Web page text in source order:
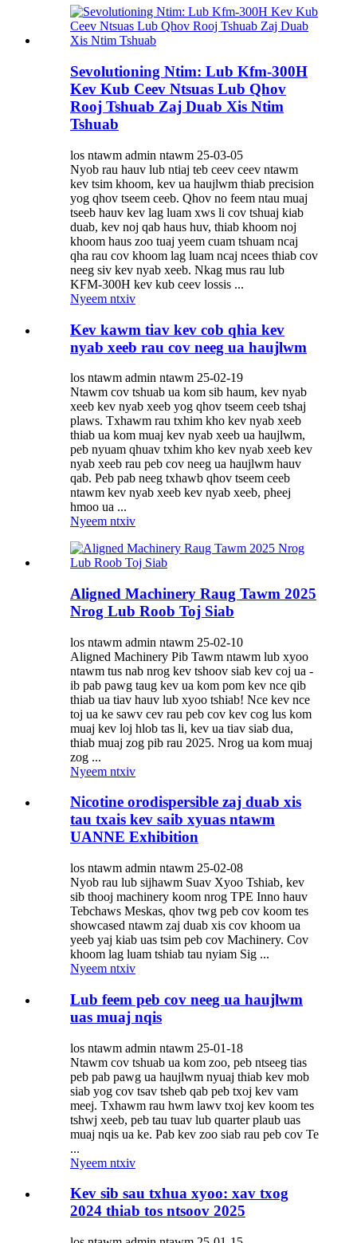
Sevolutioning Ntim: Lub Kfm-300H
Kev Kub Ceev Ntsuas Lub Qhov
Rooj Tshuab Zaj Duab Xis Ntim
Tshuab
los ntawm admin ntawm 25-03-05
Nyob rau hauv lub ntiaj teb ceev ceev ntawm
kev tsim khoom, kev ua haujlwm thiab precision
yog qhov tseem ceeb. Qhov no feem ntau muaj
tseeb hauv kev lag luam xws li cov tshuaj kiab
duab, kev noj qab haus huv, thiab khoom noj
khoom haus zoo tuaj yeem cuam tshuam ncaj
qha rau cov khoom lag luam ncaj ncees thiab cov
neeg siv kev nyab xeeb. Nkag mus rau lub
KFM-300H kev kub ceev lossis ...
Nyeem ntxiv
Kev kawm tiav kev cob qhia kev
nyab xeeb rau cov neeg ua haujlwm
los ntawm admin ntawm 25-02-19
Ntawm cov tshuab ua kom sib haum, kev nyab
xeeb kev nyab xeeb yog qhov tseem ceeb tshaj
plaws. Txhawm rau txhim kho kev nyab xeeb
thiab ua kom muaj kev nyab xeeb ua haujlwm,
peb nyuam qhuav txhim kho kev nyab xeeb kev
nyab xeeb rau peb cov neeg ua haujlwm hauv
qab. Peb pab neeg txhawb qhov tseem ceeb
ntawm kev nyab xeeb kev nyab xeeb, pheej
hmoo ua ...
Nyeem ntxiv
Aligned Machinery Raug Tawm 2025
Nrog Lub Roob Toj Siab
los ntawm admin ntawm 25-02-10
Aligned Machinery Pib Tawm ntawm lub xyoo
ntawm tus nab nrog kev tshoov siab kev coj ua -
ib pab pawg taug kev ua kom pom kev nce qib
thiab ua tiav hauv lub xyoo tshiab! Nce kev nce
toj ua ke sawv cev rau peb cov kev cog lus kom
muaj kev loj hlob tas li, kev ua tiav siab dua,
thiab muaj zog pib rau 2025. Nrog ua kom muaj
zog ...
Nyeem ntxiv
Nicotine orodispersible zaj duab xis
tau txais kev saib xyuas ntawm
UANNE Exhibition
los ntawm admin ntawm 25-02-08
Nyob rau lub sijhawm Suav Xyoo Tshiab, kev
sib thooj machinery koom nrog TPE Inno hauv
Tebchaws Meskas, qhov twg peb cov koom tes
showcased ntawm zaj duab xis cov khoom ua
yeeb yaj kiab uas tsim peb cov Machinery. Cov
khoom lag luam tshiab tau nyiam Sig ...
Nyeem ntxiv
Lub feem peb cov neeg ua haujlwm
uas muaj nqis
los ntawm admin ntawm 25-01-18
Ntawm cov tshuab ua kom zoo, peb ntseeg tias
peb pab pawg ua haujlwm nyuaj thiab kev mob
siab yog cov tsav tsheb qab peb txoj kev vam
meej. Txhawm rau hwm lawv txoj kev koom tes
tshwj xeeb, peb tau tuav lub quarter plaub uas
muaj nqis ua ke. Pab kev zoo siab rau peb cov Te
...
Nyeem ntxiv
Kev sib sau txhua xyoo: xav txog
2024 thiab tos ntsoov 2025